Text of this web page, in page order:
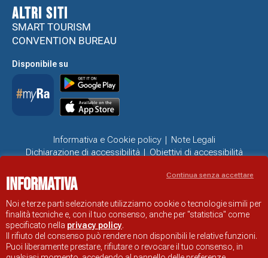
ALTRI SITI
SMART TOURISM
CONVENTION BUREAU
Disponibile su
Informativa e Cookie policy
Note Legali
Dichiarazione di accessibilità
Obiettivi di accessibilità
SITO UFFICIALE DI INFORMAZIONE TURISTICA DI RAVENNA
Informativa
Noi e terze parti selezionate utilizziamo cookie o tecnologie simili per
finalità tecniche e, con il tuo consenso, anche per "statistica" come
specificato nella privacy policy.
Il rifiuto del consenso può rendere non disponibili le relative funzioni.
Puoi liberamente prestare, rifiutare o revocare il tuo consenso, in
Continua senza accettare